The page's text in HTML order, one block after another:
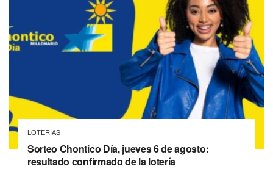
LOTERIAS
Sorteo Chontico Día, jueves 6 de agosto:
resultado confirmado de la lotería